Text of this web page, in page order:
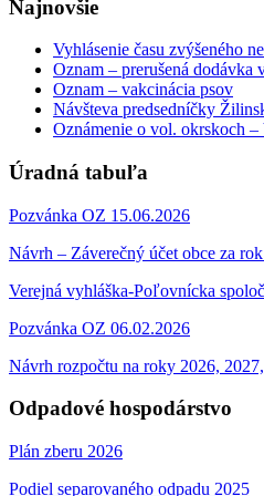
Najnovšie
Vyhlásenie času zvýšeného
Oznam – prerušená dodávka
Oznam – vakcinácia psov
Návšteva predsedníčky
Oznámenie o vol. okrskoch
Úradná tabuľa
Pozvánka OZ 15.06.2026
Návrh – Záverečný účet obce za
Verejná vyhláška-Poľovnícka
Pozvánka OZ 06.02.2026
Návrh rozpočtu na roky 2026,
Odpadové hospodárstvo
Plán zberu 2026
Podiel separovaného odpadu 2025